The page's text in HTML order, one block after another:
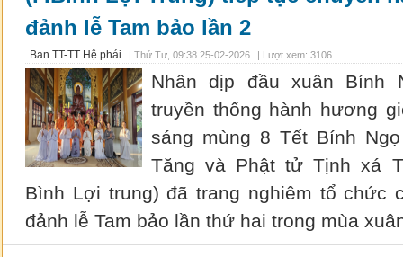
đảnh lễ Tam bảo lần 2
Ban TT-TT Hệ phái | Thứ Tư, 09:38 25-02-2026 | Lượt xem: 3106
Nhân dịp đầu xuân Bính
truyền thống hành hương
sáng mùng 8 Tết Bính
Tăng và Phật tử Tịnh xá
Bình Lợi trung) đã trang nghiêm tổ chức
đảnh lễ Tam bảo lần thứ hai trong mùa